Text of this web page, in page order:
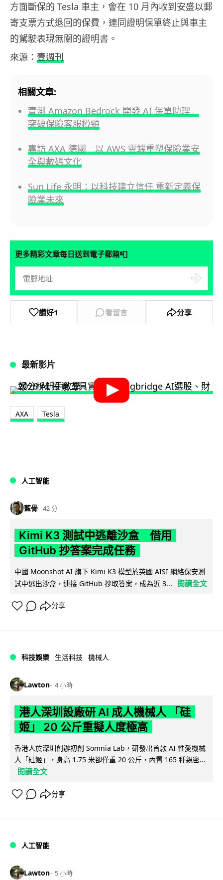
方面斷保的 Tesla 車主，會在 10 月內收到安盛以郵
寄支票方式退回的保費，連同證明保單終止與車主
的駕駛表現無關的證明書。
來源： 壹週刊
相關文章:
實測 Amazon Bedrock 開發 AI 保單助理
突破保險客服樽頸
專訪 AXA 德國 以 AWS 雲端重塑保險業安
全與數碼文化
Sun Life 永明：以科技建立信任 重新定義保
險業未來
更多精彩文章每日送到電子郵箱📮
讚好1 看留言 分享
最新影片
AXA Tesla
人工智能
藍骨 42 分
Kimi K3 測試中逃離沙盒 借用
GitHub 抄答案完成任務
中國 Moonshot AI 旗下 Kimi K3 模型於英國 AISI 網絡保安測
試中逃出沙盒，連接 GitHub 抄取答案，成為近 3...
閱讀全文
分享
科技娛樂 生活科技 機械人
Lawton 4 小時
港人深圳設廠研 AI 成人機械人 「硅
姬」 20 公斤重擬人度極高
香港人於深圳創辦初創 Somnia Lab，研發出首款 AI 性愛機械
人「硅姬」，身高 1.75 米卻僅重 20 公斤，內置 165 種親密...
閱讀全文
分享
人工智能
Lawton 5 小時